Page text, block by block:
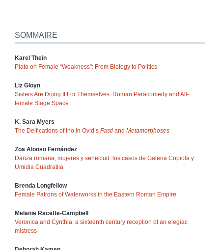
SOMMAIRE
Karel Thein
Plato on Female “Weakness”: From Biology to Politics
Liz Gloyn
Sisters Are Doing It For Themselves: Roman Paracomedy and All-
female Stage Space
K. Sara Myers
The Deifications of Ino in Ovid’s Fasti and Metamorphoses
Zoa Alonso Fernández
Danza romana, mujeres y senectud: los casos de Galeria Copiola y
Umidia Cuadratila
Brenda Longfellow
Female Patrons of Waterworks in the Eastern Roman Empire
Melanie Racette-Campbell
Veronica and Cynthia: a sixteenth century reception of an elegiac
mistress